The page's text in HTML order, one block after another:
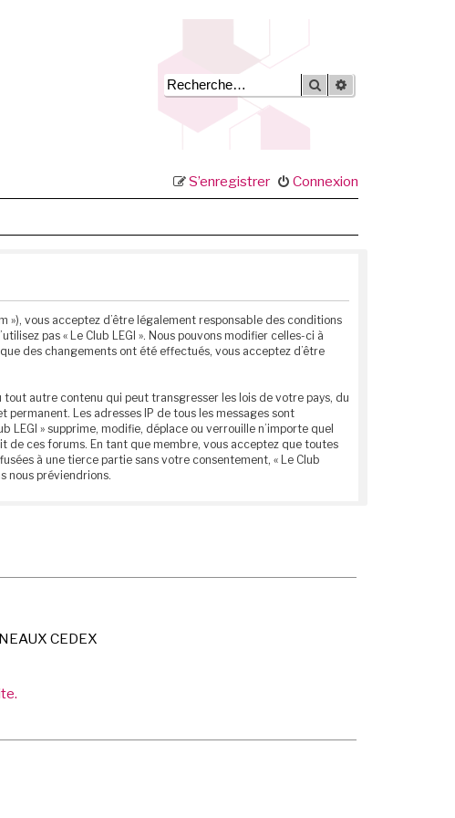
Rechercher
Connexion
S’enregistrer
»), vous acceptez d’être légalement responsable des conditions
pas « Le Club LEGI ». Nous pouvons modifier celles-ci à
des changements ont été effectués, vous acceptez d’être
autre contenu qui peut transgresser les lois de votre pays, du
permanent. Les adresses IP de tous les messages sont
» supprime, modifie, déplace ou verrouille n’importe quel
ces forums. En tant que membre, vous acceptez que toutes
à une tierce partie sans votre consentement, « Le Club
nous préviendrions.
CEDEX